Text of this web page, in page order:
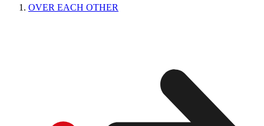
OVER EACH OTHER